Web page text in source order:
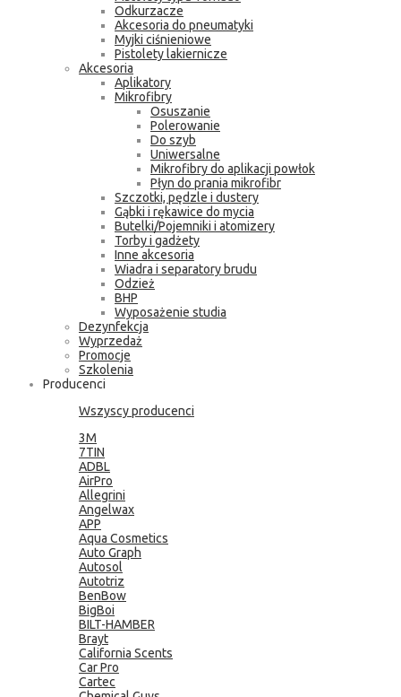
Odkurzacze
Akcesoria do pneumatyki
Myjki ciśnieniowe
Pistolety lakiernicze
Akcesoria
Aplikatory
Mikrofibry
Osuszanie
Polerowanie
Do szyb
Uniwersalne
Mikrofibry do aplikacji powłok
Płyn do prania mikrofibr
Szczotki, pędzle i dustery
Gąbki i rękawice do mycia
Butelki/Pojemniki i atomizery
Torby i gadżety
Inne akcesoria
Wiadra i separatory brudu
Odzież
BHP
Wyposażenie studia
Dezynfekcja
Wyprzedaż
Promocje
Szkolenia
Producenci
Wszyscy producenci
3M
7TIN
ADBL
AirPro
Allegrini
Angelwax
APP
Aqua Cosmetics
Auto Graph
Autosol
Autotriz
BenBow
BigBoi
BILT-HAMBER
Brayt
California Scents
Car Pro
Cartec